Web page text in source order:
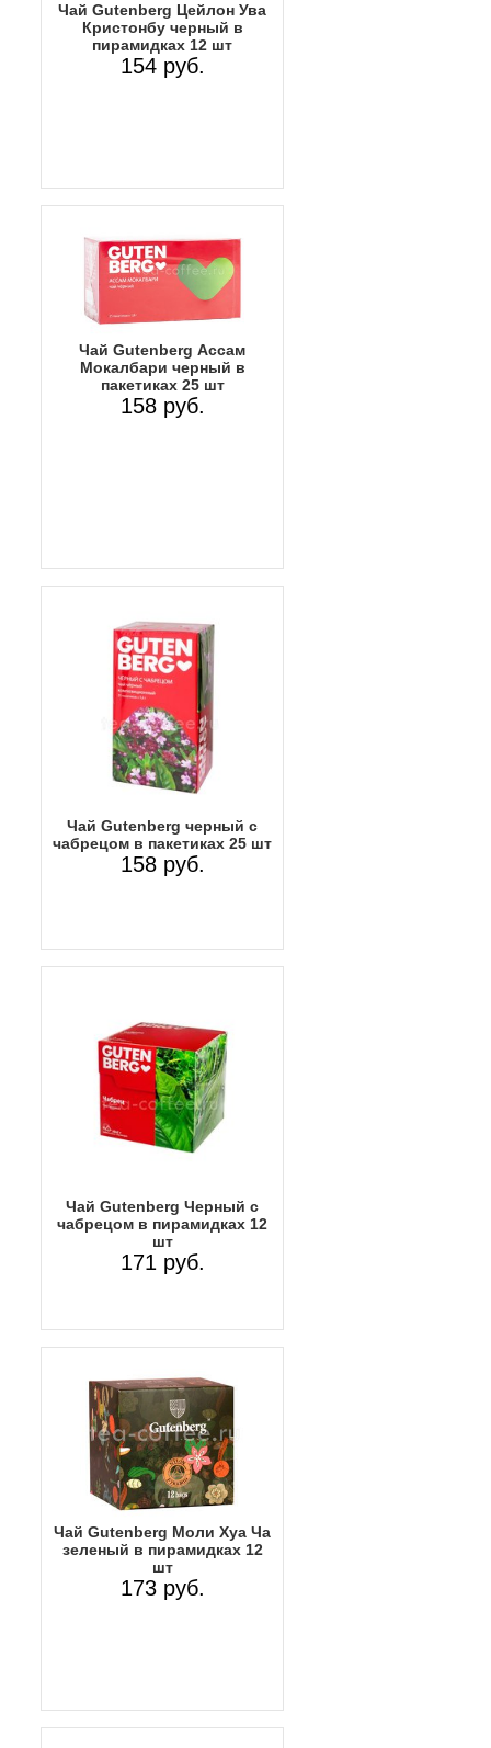
Чай Gutenberg Цейлон Ува
Кристонбу черный в
пирамидках 12 шт
154 руб.
Чай Gutenberg Ассам
Мокалбари черный в
пакетиках 25 шт
158 руб.
Чай Gutenberg черный с
чабрецом в пакетиках 25 шт
158 руб.
Чай Gutenberg Черный с
чабрецом в пирамидках 12
шт
171 руб.
Чай Gutenberg Моли Хуа Ча
зеленый в пирамидках 12
шт
173 руб.